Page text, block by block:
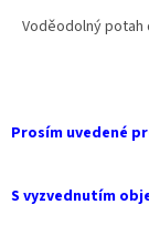
Voděodolný potah
Prosím uvedené
S vyzvednutím